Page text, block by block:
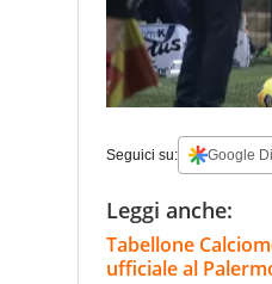
Seguici su: Google
Leggi anche:
Tabellone
ufficiale al